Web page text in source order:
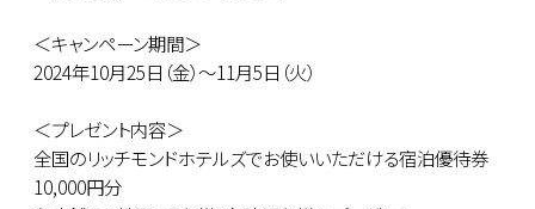
＜キャンペーン期間＞
2024年10月25日（金）〜11月5日（火）
＜プレゼント内容＞
全国のリッチモンドホテルズでお使いいただける宿泊優待券
10,000円分